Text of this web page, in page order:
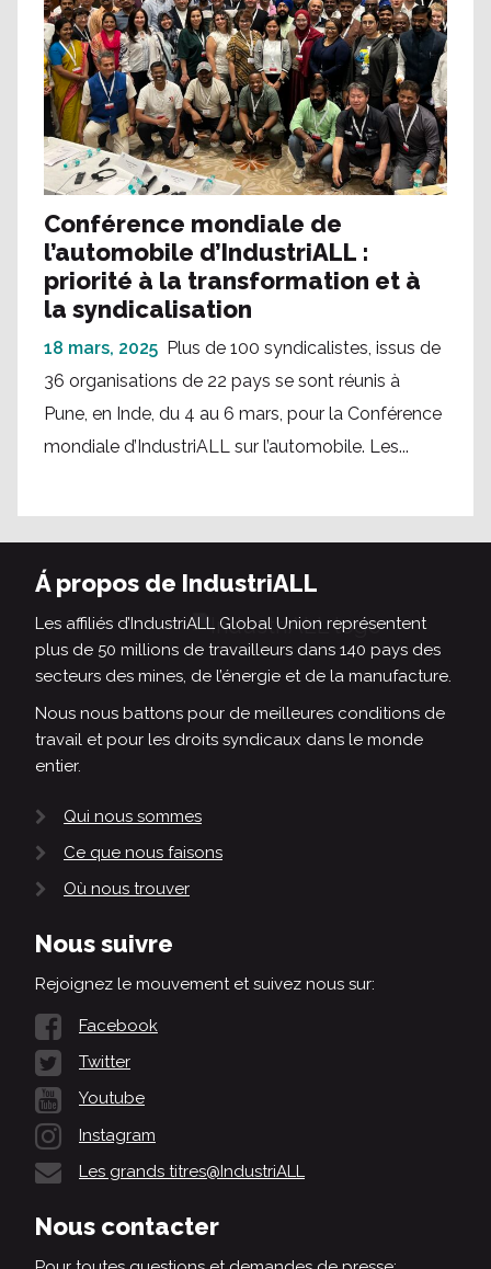
Conférence mondiale de
l’automobile d’IndustriALL :
priorité à la transformation et à
la syndicalisation
18 mars, 2025 Plus de 100 syndicalistes, issus de
36 organisations de 22 pays se sont réunis à
Pune, en Inde, du 4 au 6 mars, pour la Conférence
mondiale d’IndustriALL sur l’automobile. Les...
Á propos de IndustriALL
Les affiliés d’IndustriALL Global Union représentent
plus de 50 millions de travailleurs dans 140 pays des
secteurs des mines, de l’énergie et de la manufacture.
Nous nous battons pour de meilleures conditions de
travail et pour les droits syndicaux dans le monde
entier.
Qui nous sommes
Ce que nous faisons
Où nous trouver
Nous suivre
Rejoignez le mouvement et suivez nous sur:
Facebook
Twitter
Youtube
Instagram
Les grands titres@IndustriALL
Nous contacter